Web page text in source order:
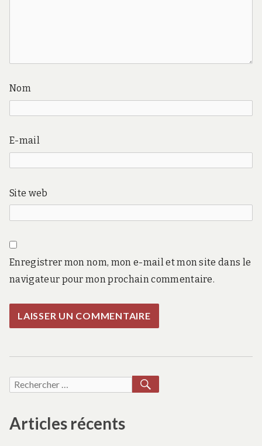
Nom
E-mail
Site web
Enregistrer mon nom, mon e-mail et mon site dans le
navigateur pour mon prochain commentaire.
Recherche
Articles récents